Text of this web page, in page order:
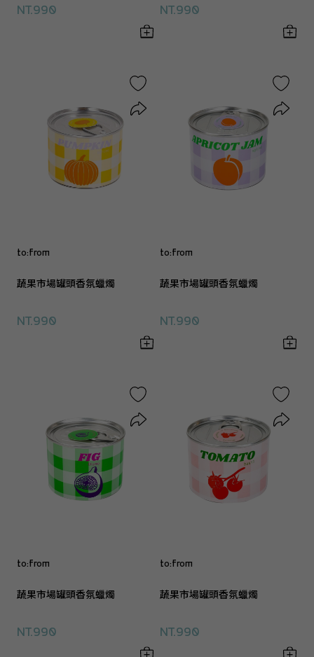
NT.990 NT.990
to:from
蔬果市場罐頭香氛蠟燭
NT.990
to:from
蔬果市場罐頭香氛蠟燭
NT.990
to:from
蔬果市場罐頭香氛蠟燭
NT.990
to:from
蔬果市場罐頭香氛蠟燭
NT.990